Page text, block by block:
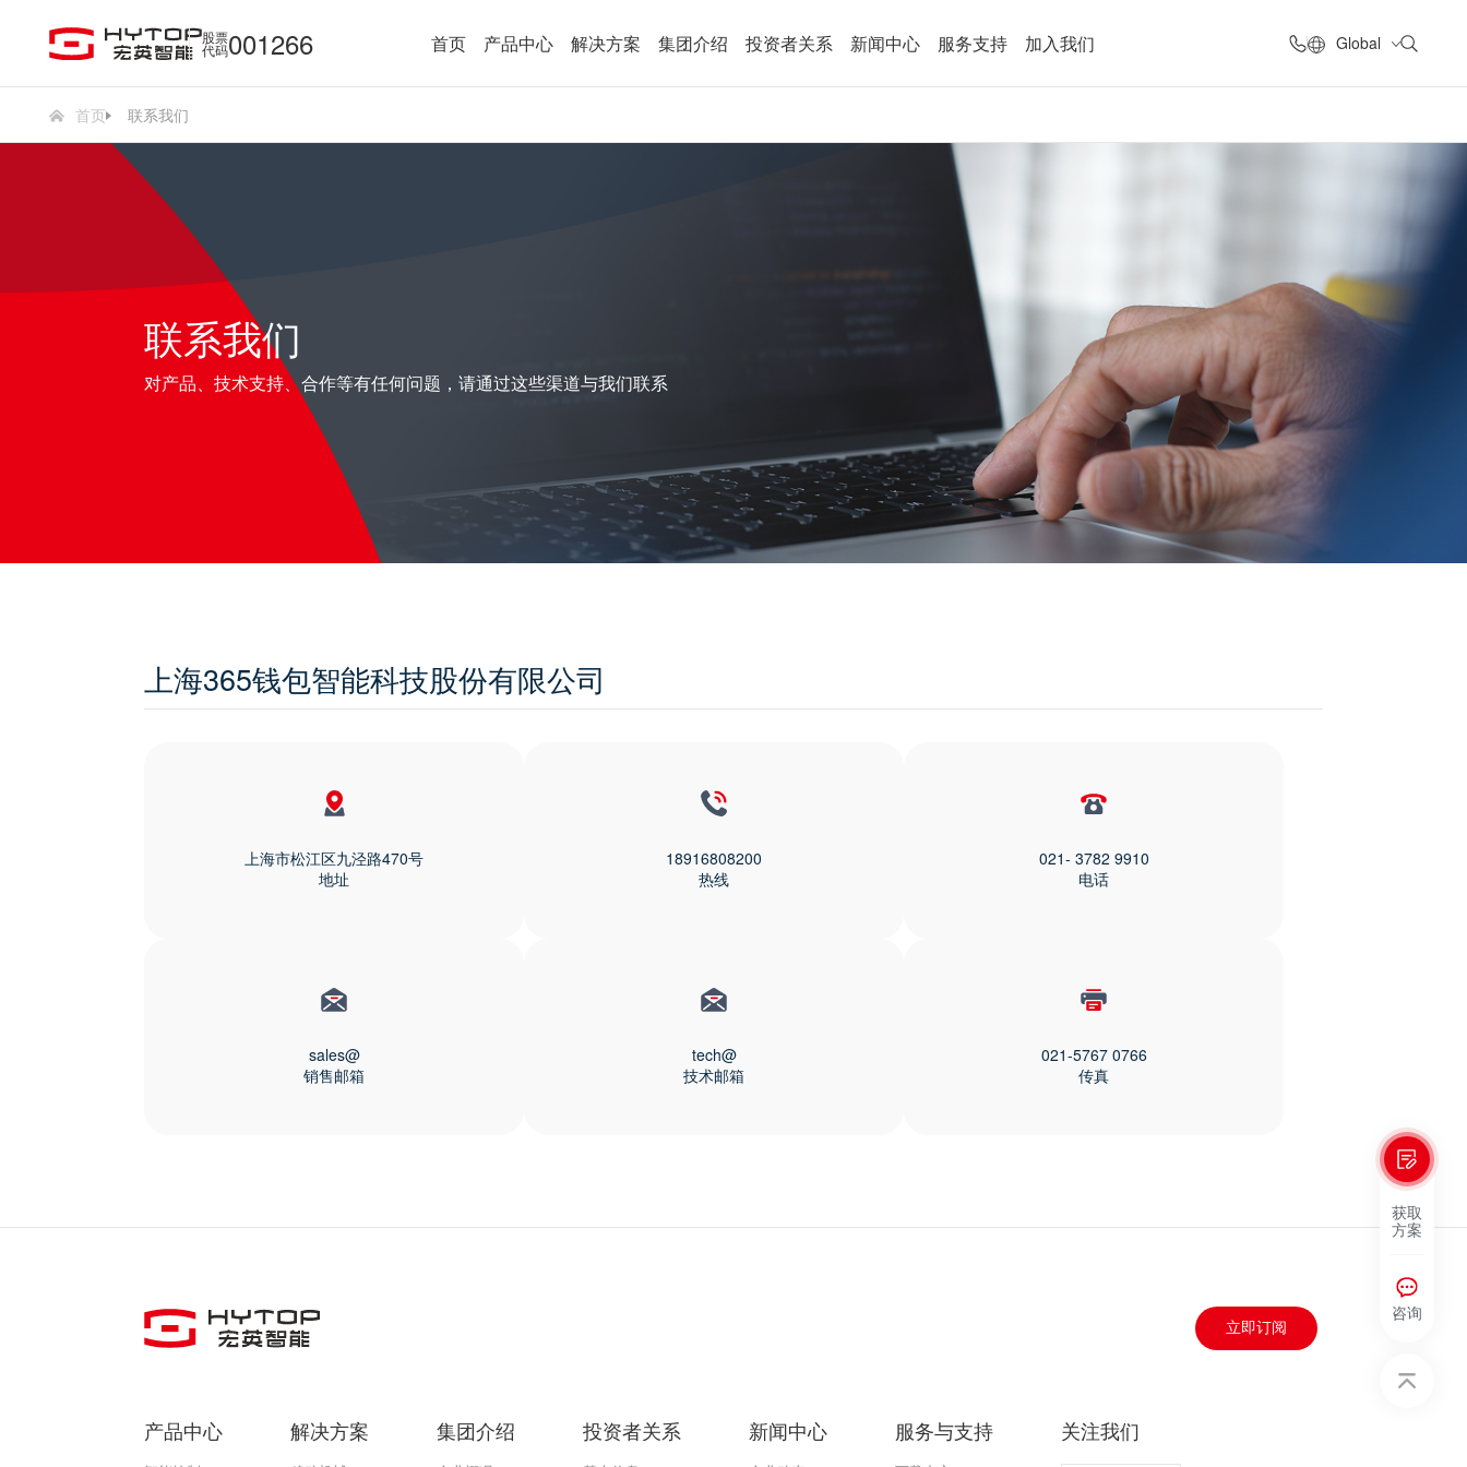
股票
代码001266 首页 产品中心 解决方案 集团介绍 投资者关系 新闻中心 服务支持 加入我们 Global
首页 联系我们
联系我们
对产品、技术支持、合作等有任何问题，请通过这些渠道与我们联系
上海365钱包智能科技股份有限公司
上海市松江区九泾路470号
地址
18916808200
热线
021- 3782 9910
电话
sales@
销售邮箱
tech@
技术邮箱
021-5767 0766
传真
获取
方案
咨询
立即订阅
产品中心 解决方案 集团介绍 投资者关系 新闻中心 服务与支持 关注我们